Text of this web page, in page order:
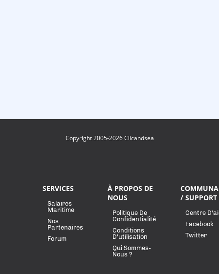
Copyright 2005-2026 Clicandsea
SERVICES
Salaires
Maritime
Nos
Partenaires
Forum
À PROPOS DE
NOUS
Politique De
Confidentialité
Conditions
D'utilisation
Qui Sommes-
Nous ?
/ SUPPORT
Centre
Facebook
Twitter